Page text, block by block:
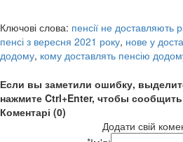
Ключові слова: пенсії не доставляють
пенсі з вересня 2021 року, нове у
додому, кому доставлять пенсію
Если вы заметили ошибку,
нажмите Ctrl+Enter, чтобы
Коментарі (0)
Додати свій